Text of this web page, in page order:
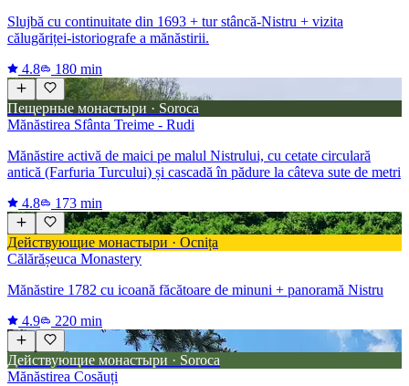
Slujbă cu continuitate din 1693 + tur stâncă-Nistru + vizita
călugăriței-istoriografe a mănăstirii.
4.8
180 min
Пещерные монастыри · Soroca
Mănăstirea Sfânta Treime - Rudi
Mănăstire activă de maici pe malul Nistrului, cu cetate circulară
antică (Farfuria Turcului) și cascadă în pădure la câteva sute de metri
4.8
173 min
Действующие монастыри · Ocnița
Călărășeuca Monastery
Mănăstire 1782 cu icoană făcătoare de minuni + panoramă Nistru
4.9
220 min
Действующие монастыри · Soroca
Mănăstirea Cosăuți